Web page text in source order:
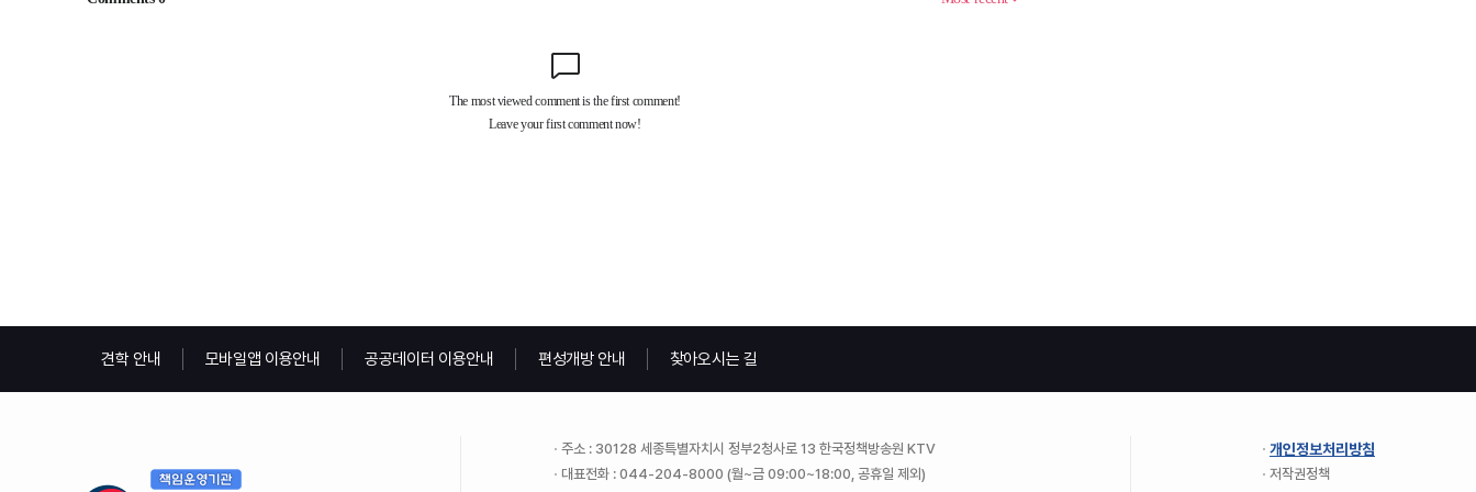
견학 안내 모바일앱 이용안내 공공데이터 이용안내 편성개방 안내 찾아오시는 길
주소 : 30128 세종특별자치시 정부2청사로 13 한국정책방송원 KTV
대표전화 : 044-204-8000 (월~금 09:00~18:00, 공휴일 제외)
개인정보처리방침
저작권정책